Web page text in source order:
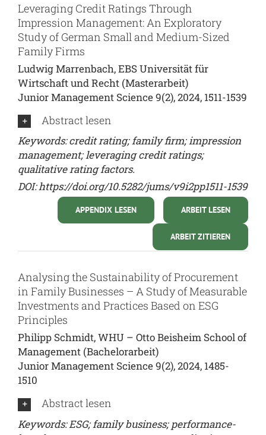
Leveraging Credit Ratings Through
Impression Management: An Exploratory
Study of German Small and Medium-Sized
Family Firms
Ludwig Marrenbach, EBS Universität für
Wirtschaft und Recht (Masterarbeit)
Junior Management Science 9(2), 2024, 1511-1539
Abstract lesen
Keywords: credit rating; family firm; impression
management; leveraging credit ratings;
qualitative rating factors.
DOI:https://doi.org/10.5282/jums/v9i2pp1511-1539
ARBEIT LESEN
APPENDIX LESEN
ARBEIT ZITIEREN
Analysing the Sustainability of Procurement
in Family Businesses – A Study of Measurable
Investments and Practices Based on ESG
Principles
Philipp Schmidt, WHU – Otto Beisheim School of
Management (Bachelorarbeit)
Junior Management Science 9(2), 2024, 1485-
1510
Abstract lesen
Keywords: ESG; family business; performance-